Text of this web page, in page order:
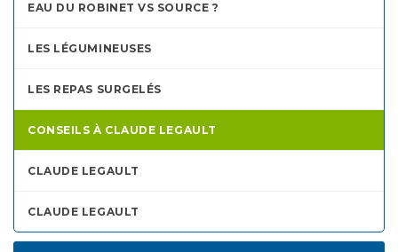
EAU DU ROBINET VS SOURCE ?
LES LÉGUMINEUSES
LES REPAS SURGELÉS
CONSEILS À CLAUDE LEGAULT
CLAUDE LEGAULT
CLAUDE LEGAULT